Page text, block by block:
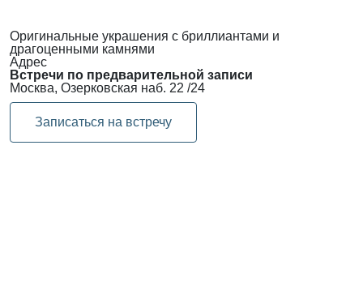
Оригинальные украшения с бриллиантами и
драгоценными камнями
Адрес
Встречи по предварительной записи
Москва, Озерковская наб. 22 /24
Записаться на встречу